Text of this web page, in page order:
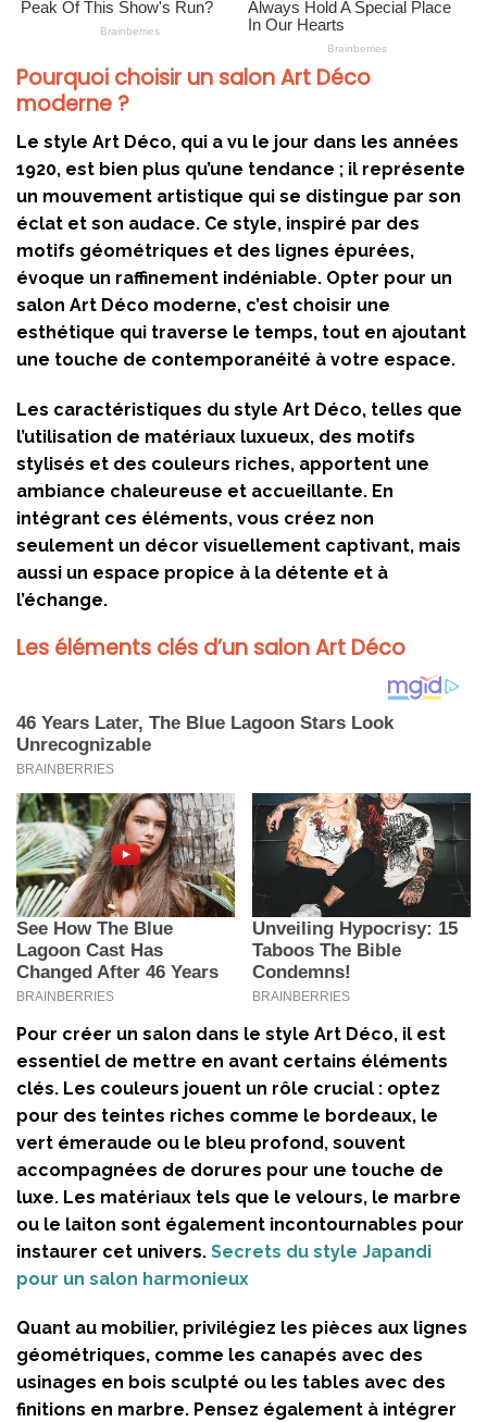
Pourquoi choisir un salon Art Déco
moderne ?
Le style Art Déco, qui a vu le jour dans les années
1920, est bien plus qu’une tendance ; il représente
un mouvement artistique qui se distingue par son
éclat et son audace. Ce style, inspiré par des
motifs géométriques et des lignes épurées,
évoque un raffinement indéniable. Opter pour un
salon Art Déco moderne, c’est choisir une
esthétique qui traverse le temps, tout en ajoutant
une touche de contemporanéité à votre espace.
Les caractéristiques du style Art Déco, telles que
l’utilisation de matériaux luxueux, des motifs
stylisés et des couleurs riches, apportent une
ambiance chaleureuse et accueillante. En
intégrant ces éléments, vous créez non
seulement un décor visuellement captivant, mais
aussi un espace propice à la détente et à
l’échange.
Les éléments clés d’un salon Art Déco
Pour créer un salon dans le style Art Déco, il est
essentiel de mettre en avant certains éléments
clés. Les couleurs jouent un rôle crucial : optez
pour des teintes riches comme le bordeaux, le
vert émeraude ou le bleu profond, souvent
accompagnées de dorures pour une touche de
luxe. Les matériaux tels que le velours, le marbre
ou le laiton sont également incontournables pour
instaurer cet univers. Secrets du style Japandi
pour un salon harmonieux
Quant au mobilier, privilégiez les pièces aux lignes
géométriques, comme les canapés avec des
usinages en bois sculpté ou les tables avec des
finitions en marbre. Pensez également à intégrer